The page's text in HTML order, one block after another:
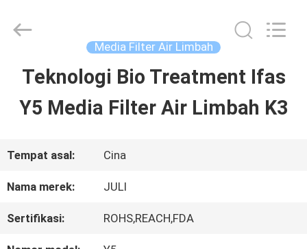
RUMAH
TENTANG
KAMI
Plastic
CO.,LTD.
Reserved.
Developed
Media Filter Air Limbah
Teknologi Bio Treatment Ifas
Y5 Media Filter Air Limbah K3
Tempat asal: Cina
Nama merek: JULI
Sertifikasi: ROHS,REACH,FDA